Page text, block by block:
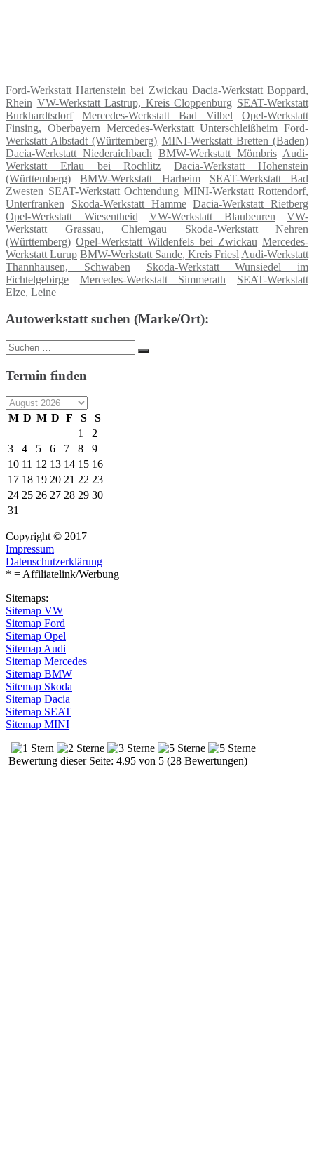
Ford-Werkstatt Hartenstein bei Zwickau Dacia-Werkstatt Boppard,
Rhein VW-Werkstatt Lastrup, Kreis Cloppenburg SEAT-Werkstatt
Burkhardtsdorf
Mercedes-Werkstatt Bad Vilbel
Opel-Werkstatt
Finsing, Oberbayern Mercedes-Werkstatt Unterschleißheim Ford-
Werkstatt Albstadt (Württemberg) MINI-Werkstatt Bretten (Baden)
Dacia-Werkstatt Niederaichbach BMW-Werkstatt Mömbris Audi-
Werkstatt Erlau bei Rochlitz
Dacia-Werkstatt Hohenstein
(Württemberg)
BMW-Werkstatt Harheim
SEAT-Werkstatt Bad
Zwesten SEAT-Werkstatt Ochtendung MINI-Werkstatt Rottendorf,
Unterfranken
Skoda-Werkstatt Hamme Dacia-Werkstatt Rietberg
Opel-Werkstatt Wiesentheid
VW-Werkstatt Blaubeuren
VW-
Werkstatt Grassau, Chiemgau
Skoda-Werkstatt Nehren
(Württemberg) Opel-Werkstatt Wildenfels bei Zwickau Mercedes-
Werkstatt Lurup BMW-Werkstatt Sande, Kreis Friesl Audi-Werkstatt
Thannhausen, Schwaben
Skoda-Werkstatt Wunsiedel im
Fichtelgebirge
Mercedes-Werkstatt Simmerath
SEAT-Werkstatt
Elze, Leine
Autowerkstatt suchen (Marke/Ort):
Suche
nach:
Suchen
Termin finden
M D M D F S
S
1
2
3
4 5 6 7 8
9
10 11 12 13 14 15 16
17 18 19 20 21 22 23
24 25 26 27 28 29 30
31
Copyright © 2017
Impressum
Datenschutzerklärung
* = Affiliatelink/Werbung
Sitemaps:
Sitemap VW
Sitemap Ford
Sitemap Opel
Sitemap Audi
Sitemap Mercedes
Sitemap BMW
Sitemap Skoda
Sitemap Dacia
Sitemap SEAT
Sitemap MINI
Bewertung dieser Seite: 4.95 von 5 (28 Bewertungen)